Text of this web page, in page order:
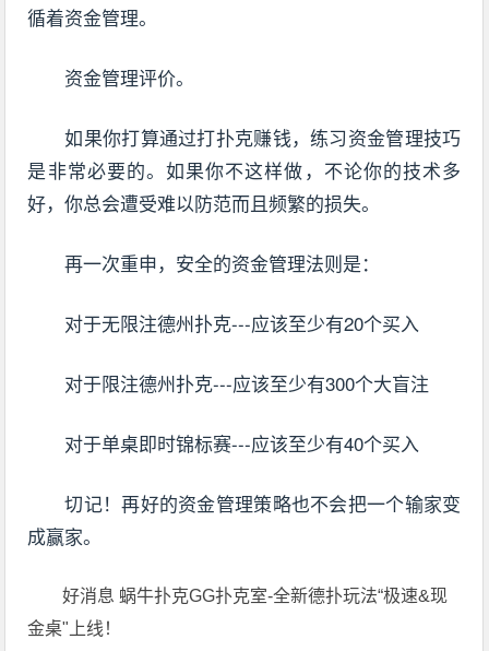
循着资金管理。
资金管理评价。
如果你打算通过打扑克赚钱，练习资金管理技巧
是非常必要的。如果你不这样做，不论你的技术多
好，你总会遭受难以防范而且频繁的损失。
再一次重申，安全的资金管理法则是：
对于无限注德州扑克---应该至少有20个买入
对于限注德州扑克---应该至少有300个大盲注
对于单桌即时锦标赛---应该至少有40个买入
切记！再好的资金管理策略也不会把一个输家变
成赢家。
好消息 蜗牛扑克GG扑克室-全新德扑玩法“极速&现
金桌"上线！